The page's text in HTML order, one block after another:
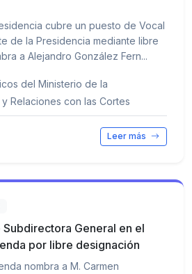
cubre un puesto de Vocal
de la Presidencia mediante libre
a Alejandro González Fern...
del Ministerio de la
Relaciones con las Cortes
Leer más
General en el
por libre designación
nombra a M. Carmen